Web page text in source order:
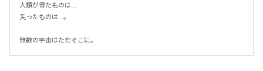
人類が得たものは...
失ったものは...。
無数の宇宙はただそこに。